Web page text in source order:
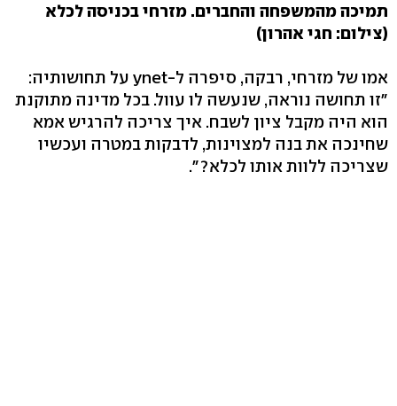
תמיכה מהמשפחה והחברים. מזרחי בכניסה לכלא
(צילום: חגי אהרון)
אמו של מזרחי, רבקה, סיפרה ל-ynet על תחושותיה:
"זו תחושה נוראה, שנעשה לו עוול. בכל מדינה מתוקנת
הוא היה מקבל ציון לשבח. איך צריכה להרגיש אמא
שחינכה את בנה למצוינות, לדבקות במטרה ועכשיו
שצריכה ללוות אותו לכלא?".